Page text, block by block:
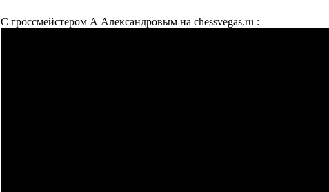
С гроссмейстером А Александровым на chessvegas.ru :